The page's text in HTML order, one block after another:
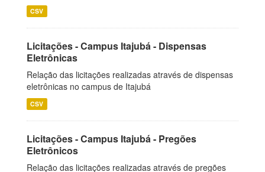
CSV
Licitações - Campus Itajubá - Dispensas
Eletrônicas
Relação das licitações realizadas através de dispensas
eletrônicas no campus de Itajubá
CSV
Licitações - Campus Itajubá - Pregões
Eletrônicos
Relação das licitações realizadas através de pregões